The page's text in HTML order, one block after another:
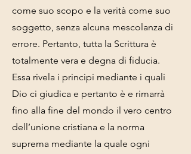
come suo scopo e la verità come suo
soggetto, senza alcuna mescolanza di
errore. Pertanto, tutta la Scrittura è
totalmente vera e degna di fiducia.
Essa rivela i principi mediante i quali
Dio ci giudica e pertanto è e rimarrà
fino alla fine del mondo il vero centro
dell’unione cristiana e la norma
suprema mediante la quale ogni